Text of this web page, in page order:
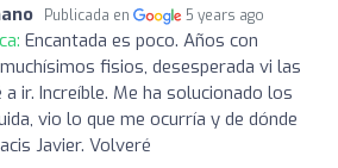
Publicada en 5 years ago
Encantada es poco. Años con
fisios, desesperada vi las
ir. Increíble. Me ha solucionado los
vio lo que me ocurría y de dónde
Javier. Volveré